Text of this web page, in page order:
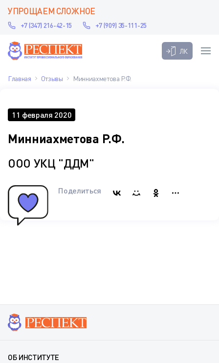
УПРОЩАЕМ СЛОЖНОЕ
+7 (347) 216-42-15 +7 (909) 35-111-25
ЛК
Главная Отзывы Минниахметова Р.Ф.
11 февраля 2020
Минниахметова Р.Ф.
ООО УКЦ "ДДМ"
Поделиться
ОБ ИНСТИТУТЕ